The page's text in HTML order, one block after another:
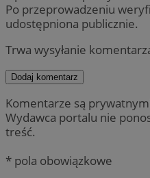
Po przeprowadzeniu
udostępniona publicznie.
Trwa wysyłanie
Dodaj komentarz
Komentarze są
Wydawca portalu nie
treść.
* pola obowiązkowe